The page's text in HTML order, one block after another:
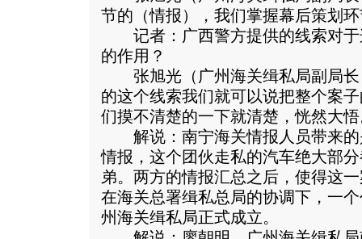
节的（情报），我们掌握幕后策划
记者：广西警方提供的线索对于
的作用？
张旭光（广州海关缉私局副局长
的这个线索我们就可以说把整个案
们摸不清楚的一下就清楚，恍然大
解说：南宁海关情报人员带来的
情报，这个团伙走私的汽车绝大部
弟。两方的情报汇总之后，使得这
在海关总署缉私总局的协调下，一
州海关缉私局正式成立。